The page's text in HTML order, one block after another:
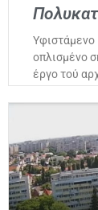
Υφιστάμενο
οπλισμένο
έργο τού